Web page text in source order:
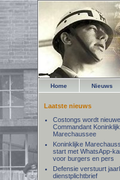
Home Nieuws
Laatste nieuws
Costongs wordt nieuwe
Commandant
Marechaussee
Koninklijke
start met WhatsApp-
voor burgers en pers
Defensie verstuurt
dienstplichtbrief